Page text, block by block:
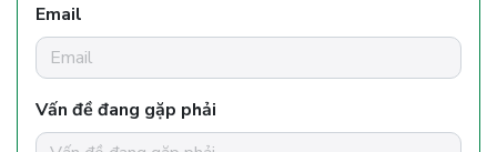
Email
Vấn đề đang gặp phải